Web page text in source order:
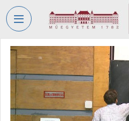
Fejléc kihagyása Menü kihagyása
VIDEO TORIUM
BUDAPESTI
MŰSZAKI
ÉS